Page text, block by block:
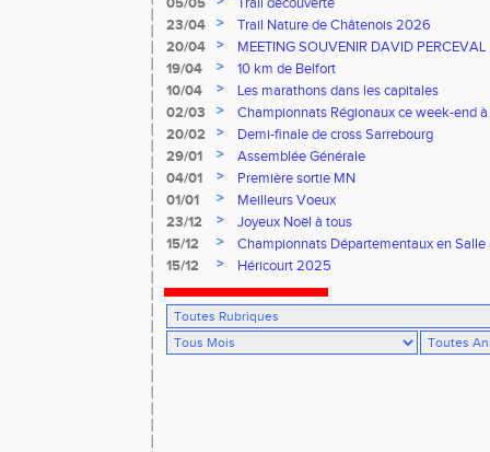
23/04
>
Trail Nature de Châtenois 2026
20/04
>
MEETING SOUVENIR DAVID PERCEVAL
19/04
>
10 km de Belfort
10/04
>
Les marathons dans les capitales
02/03
>
Championnats Régionaux ce week-end
20/02
>
Demi-finale de cross Sarrebourg
29/01
>
Assemblée Générale
04/01
>
Première sortie MN
01/01
>
Meilleurs Voeux
23/12
>
Joyeux Noël à tous
15/12
>
Championnats Départementaux en Salle
15/12
> Héricourt 2025